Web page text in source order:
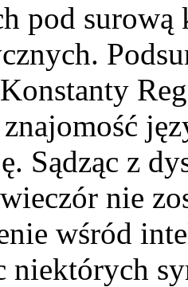
pod surową
znajomość
Sądząc z
nie
wśród
niektórych